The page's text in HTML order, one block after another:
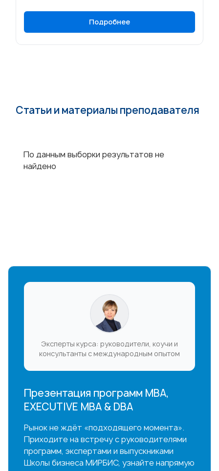
Подробнее
Статьи и материалы преподавателя
По данным выборки результатов не
найдено
Эксперты курса: руководители, коучи и
консультанты с международным опытом
Презентация программ MBA,
EXECUTIVE MBA & DBA
Рынок не ждёт «подходящего момента».
Приходите на встречу с руководителями
программ, экспертами и выпускниками
Школы бизнеса МИРБИС, узнайте напрямую